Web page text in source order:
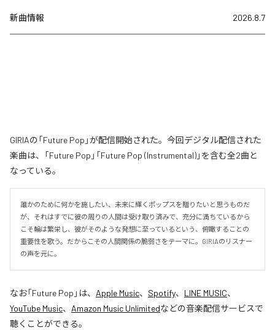
新曲情報 2026.8.7
GIRIAの「Future Pop」が配信開始された。今回デジタル配信された
楽曲は、「Future Pop」「Future Pop (Instrumental)」を含む全2曲と
なっている。
誰かのために何かを施したい、未来に輝くポップスを贈りたいと思うものだ
が、それはすでに彼の周りの人間は受け取り済みで、充分に満ちているから
こそ輪は繁栄し、彼がそのような発想に至っているという、俯瞰することの
重要性を歌う。だからこその人間関係の脆弱さをテーマに。GIRIAのリスナー
の声を元に。
なお「Future Pop 」は、 Apple Music、 Spotify、 LINE MUSIC、
YouTube Music、 Amazon Music Unlimitedなどの音楽配信サービスで
聴くことができる。